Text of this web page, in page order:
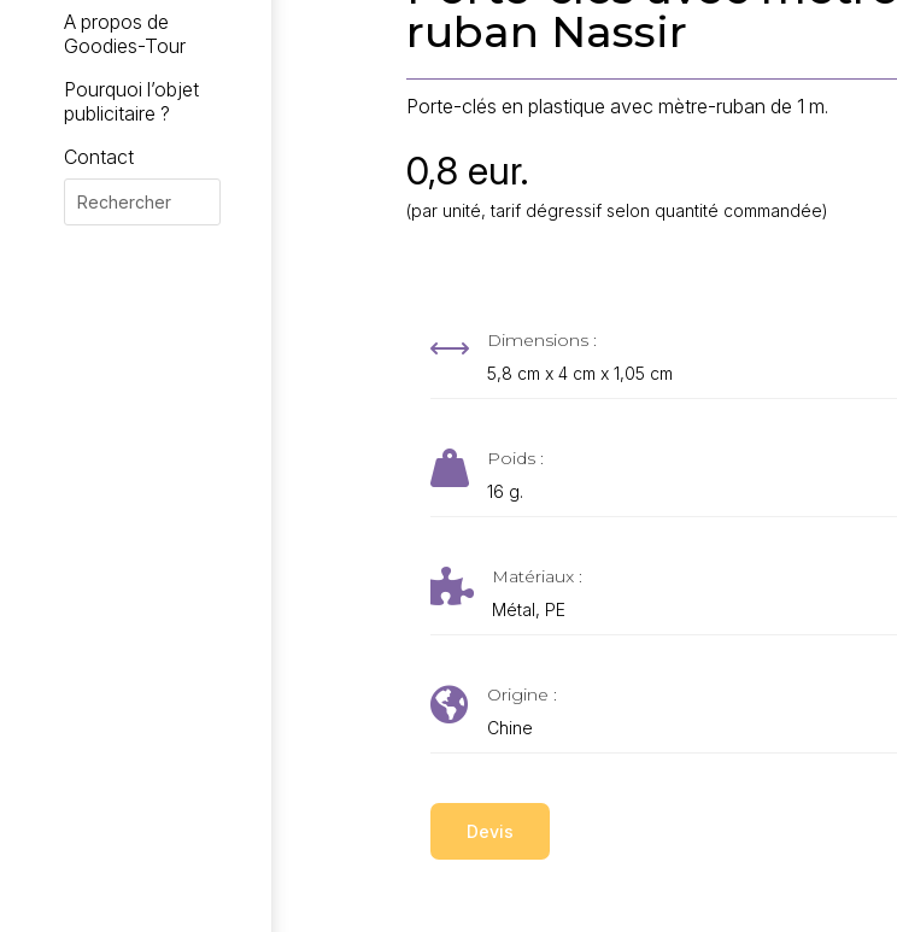
A propos de
Goodies-Tour
Pourquoi l’objet
publicitaire ?
Contact
ruban Nassir
Porte-clés en plastique avec mètre-ruban de 1 m.
0,8 eur.
(par unité, tarif dégressif selon quantité commandée)
, Dimensions :
5,8 cm x 4 cm x 1,05 cm
 Poids :
16 g.
 Matériaux :
Métal, PE
 Origine :
Chine
Devis